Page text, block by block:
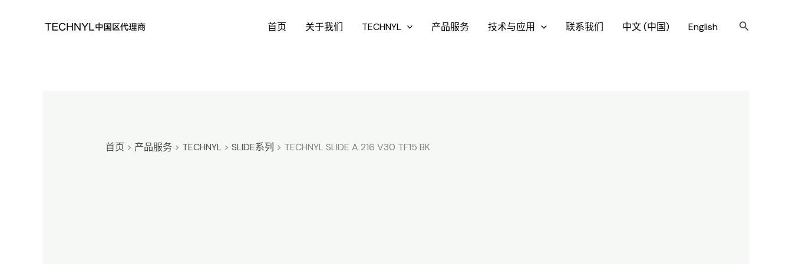
首页 关于我们 TECHNYL 产品服务 技术与应用 联系我们 中文 (中国) English
搜
首页 > 产品服务 > TECHNYL> SLIDE系列 > TECHNYL SLIDE A 216 V30 TF15 BK